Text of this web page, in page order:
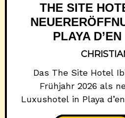
THE SITE
PLAYA
Das The Site Hotel
Frühjahr 2026 als
Luxushotel in Playa
feinsandigen Strand